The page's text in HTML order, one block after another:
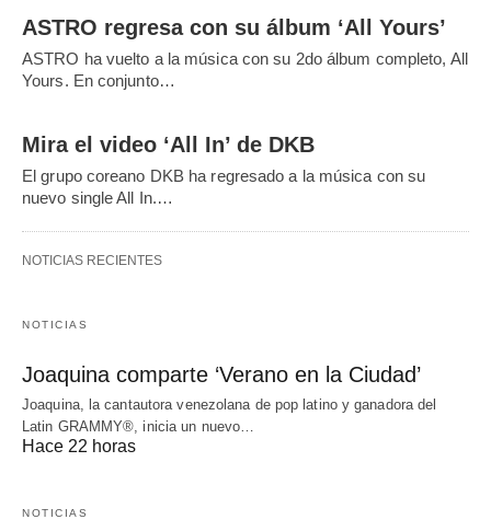
ASTRO regresa con su álbum ‘All Yours’
ASTRO ha vuelto a la música con su 2do álbum completo, All
Yours. En conjunto…
Mira el video ‘All In’ de DKB
El grupo coreano DKB ha regresado a la música con su
nuevo single All In.…
NOTICIAS RECIENTES
NOTICIAS
Joaquina comparte ‘Verano en la Ciudad’
Joaquina, la cantautora venezolana de pop latino y ganadora del
Latin GRAMMY®, inicia un nuevo…
Hace 22 horas
NOTICIAS